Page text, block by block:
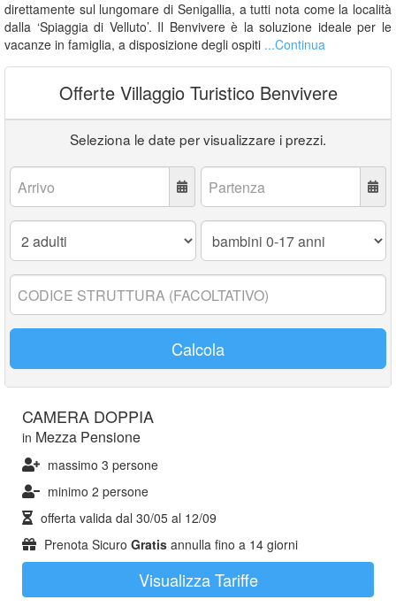
direttamente sul lungomare di Senigallia, a tutti nota come la località
dalla ‘Spiaggia di Velluto’. Il Benvivere è la soluzione ideale per le
vacanze in famiglia, a disposizione degli ospiti ...Continua
Offerte Villaggio Turistico Benvivere
Seleziona le date per visualizzare i prezzi.
Arrivo: Partenza:
Adulti:
Bambini
17
Codice
struttura:
Calcola
CAMERA DOPPIA
in Mezza Pensione
massimo 3 persone
minimo 2 persone
offerta valida dal 30/05 al 12/09
Prenota Sicuro Gratis annulla fino a 14 giorni
Visualizza Tariffe